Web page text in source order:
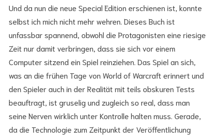
Und da nun die neue Special Edition erschienen ist, konnte
selbst ich mich nicht mehr wehren. Dieses Buch ist
unfassbar spannend, obwohl die Protagonisten eine riesige
Zeit nur damit verbringen, dass sie sich vor einem
Computer sitzend ein Spiel reinziehen. Das Spiel an sich,
was an die frühen Tage von World of Warcraft erinnert und
den Spieler auch in der Realität mit teils obskuren Tests
beauftragt, ist gruselig und zugleich so real, dass man
seine Nerven wirklich unter Kontrolle halten muss. Gerade,
da die Technologie zum Zeitpunkt der Veröffentlichung